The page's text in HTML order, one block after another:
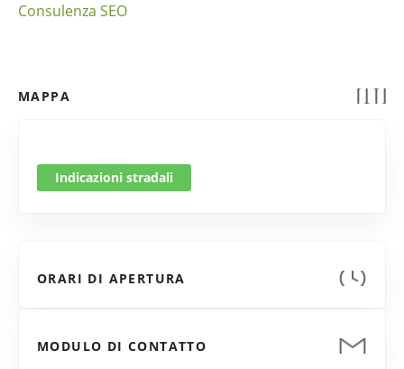
Consulenza SEO
MAPPA
Indicazioni stradali
ORARI DI APERTURA
MODULO DI CONTATTO